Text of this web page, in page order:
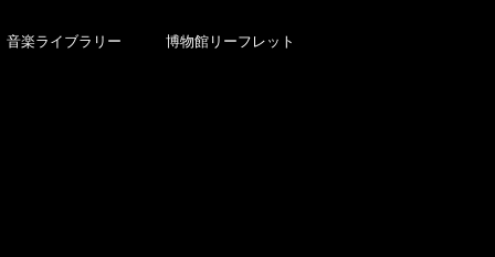
音楽ライブラリー 博物館リーフレット